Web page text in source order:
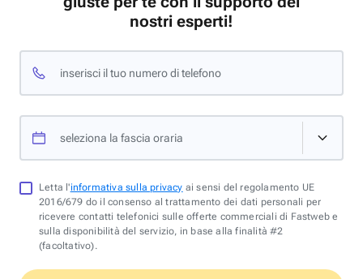
nostri esperti!
inserisci il tuo numero di telefono
seleziona la fascia oraria
Letta l'informativa sulla privacy ai sensi del regolamento UE
2016/679 do il consenso al trattamento dei dati personali per
ricevere contatti telefonici sulle offerte commerciali di Fastweb e
sulla disponibilità del servizio, in base alla finalità #2
(facoltativo).